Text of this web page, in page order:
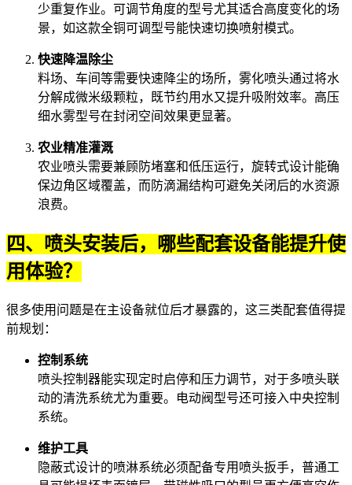
少重复作业。可调节角度的型号尤其适合高度变化的场
景，如这款全铜可调型号能快速切换喷射模式。
快速降温除尘
料场、车间等需要快速降尘的场所， 雾化喷头通过将水
分解成微米级颗粒，既节约用水又提升吸附效率。高压
细水雾型号在封闭空间效果更显著。
农业精准灌溉
农业喷头需要兼顾防堵塞和低压运行，旋转式设计能确
保边角区域覆盖，而防滴漏结构可避免关闭后的水资源
浪费。
四、喷头安装后，哪些配套设备能提升使
用体验？
很多使用问题是在主设备就位后才暴露的，这三类配套值得提
前规划：
控制系统
喷头控制器能实现定时启停和压力调节，对于多喷头联
动的清洗系统尤为重要。电动阀型号还可接入中央控制
系统。
维护工具
隐蔽式设计的喷淋系统必须配备专用 喷头扳手，普通工